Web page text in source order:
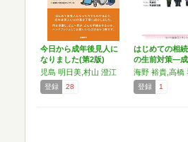
今日から成年後見人に
なりました(第2版)
児島 明日美,村山 澄江
登録 28
はじめての相
の生前対策―
い人…
登録 1